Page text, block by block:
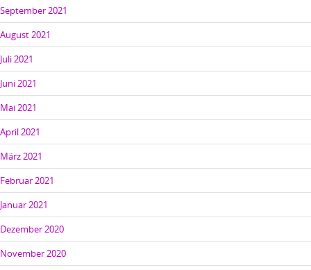
September 2021
August 2021
Juli 2021
Juni 2021
Mai 2021
April 2021
März 2021
Februar 2021
Januar 2021
Dezember 2020
November 2020